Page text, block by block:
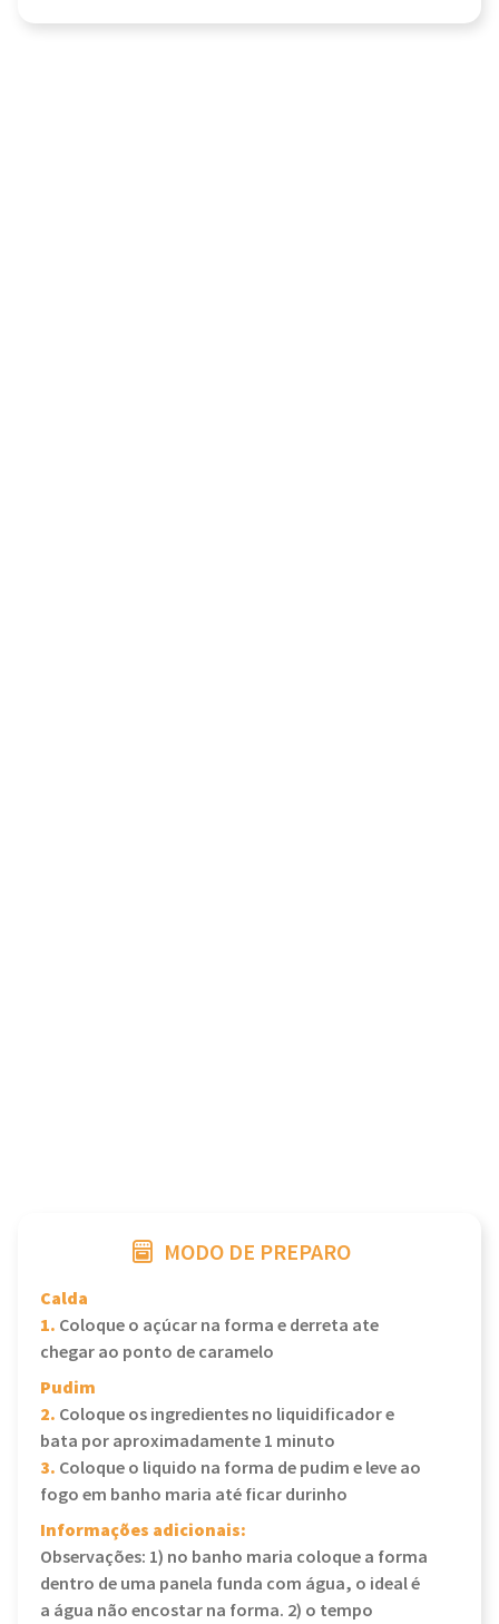
MODO DE PREPARO
Calda
1. Coloque o açúcar na forma e derreta ate
chegar ao ponto de caramelo
Pudim
2. Coloque os ingredientes no liquidificador e
bata por aproximadamente 1 minuto
3. Coloque o liquido na forma de pudim e leve ao
fogo em banho maria até ficar durinho
Informações adicionais:
Observações: 1) no banho maria coloque a forma
dentro de uma panela funda com água, o ideal é
a água não encostar na forma. 2) o tempo